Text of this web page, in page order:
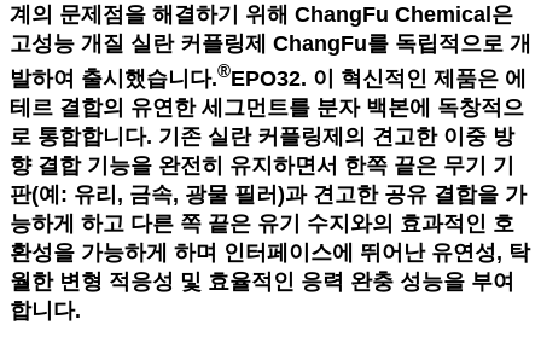
계의 문제점을 해결하기 위해 ChangFu Chemical은
고성능 개질 실란 커플링제 ChangFu를 독립적으로 개
발하여 출시했습니다.®EPO32. 이 혁신적인 제품은 에
테르 결합의 유연한 세그먼트를 분자 백본에 독창적으
로 통합합니다. 기존 실란 커플링제의 견고한 이중 방
향 결합 기능을 완전히 유지하면서 한쪽 끝은 무기 기
판(예: 유리, 금속, 광물 필러)과 견고한 공유 결합을 가
능하게 하고 다른 쪽 끝은 유기 수지와의 효과적인 호
환성을 가능하게 하며 인터페이스에 뛰어난 유연성, 탁
월한 변형 적응성 및 효율적인 응력 완충 성능을 부여
합니다.